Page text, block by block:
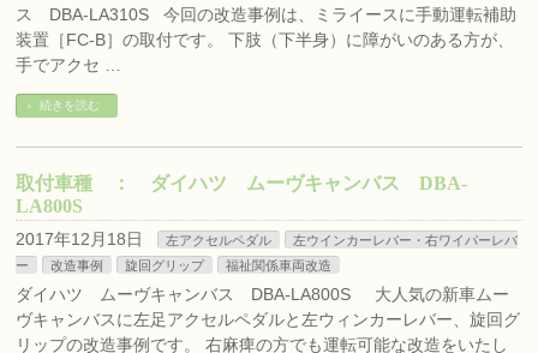
ス DBA-LA310S 今回の改造事例は、ミライースに手動運転補助
装置［FC-B］の取付です。 下肢（下半身）に障がいのある方が、
手でアクセ …
続きを読む
取付車種 ： ダイハツ ムーヴキャンバス DBA-
LA800S
2017年12月18日 左アクセルペダル
左ウインカーレバー・右ワイパーレバ
ー
改造事例 旋回グリップ 福祉関係車両改造
ダイハツ ムーヴキャンバス DBA-LA800S 大人気の新車ムー
ヴキャンバスに左足アクセルペダルと左ウィンカーレバー、旋回グ
リップの改造事例です。 右麻痺の方でも運転可能な改造をいたし